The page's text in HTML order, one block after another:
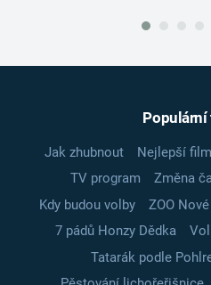
Populární
Jak zhubnout Nejlepší
TV program
Změna
Kdy budou volby
ZOO
7 pádů Honzy Dědka
Tatarák podle